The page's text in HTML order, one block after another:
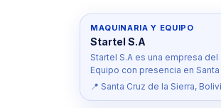
MAQUINARIA Y EQUIPO
Startel S.A
Startel S.A es una empresa
Equipo con presencia en
📍 Santa Cruz de la Sierra,